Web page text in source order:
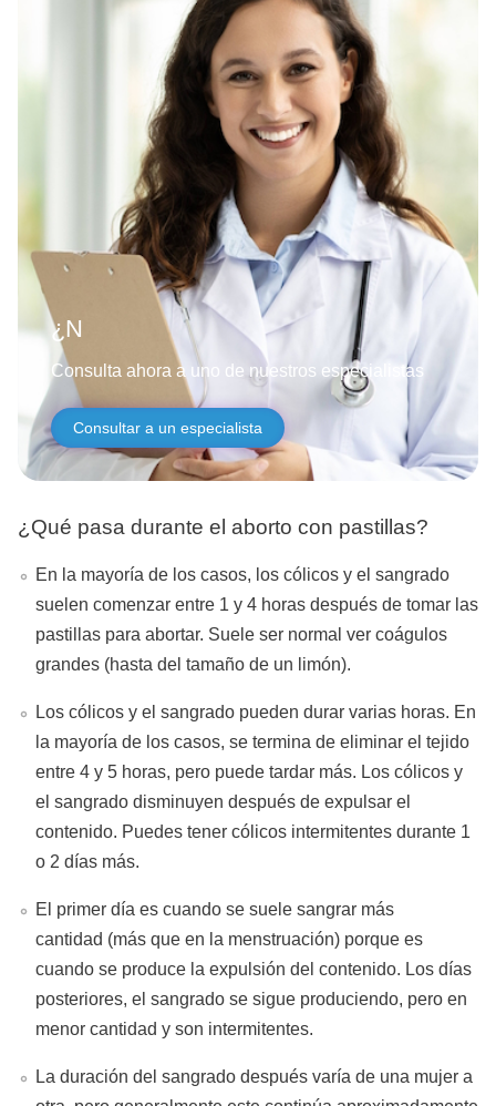
¿Necesitas ayuda?
Consulta ahora a uno de nuestros especialistas
Consultar a un especialista
¿Qué pasa durante el aborto con pastillas?
En la mayoría de los casos, los cólicos y el sangrado
suelen comenzar entre 1 y 4 horas después de tomar las
pastillas para abortar. Suele ser normal ver coágulos
grandes (hasta del tamaño de un limón).
Los cólicos y el sangrado pueden durar varias horas. En
la mayoría de los casos, se termina de eliminar el tejido
entre 4 y 5 horas, pero puede tardar más. Los cólicos y
el sangrado disminuyen después de expulsar el
contenido. Puedes tener cólicos intermitentes durante 1
o 2 días más.
El primer día es cuando se suele sangrar más
cantidad (más que en la menstruación) porque es
cuando se produce la expulsión del contenido. Los días
posteriores, el sangrado se sigue produciendo, pero en
menor cantidad y son intermitentes.
La duración del sangrado después varía de una mujer a